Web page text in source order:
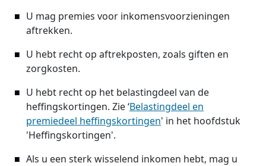
U mag premies voor inkomensvoorzieningen
aftrekken.
U hebt recht op aftrekposten, zoals giften en
zorgkosten.
U hebt recht op het belastingdeel van de
heffingskortingen. Zie ‘Belastingdeel en
premiedeel heffingskortingen' in het hoofdstuk
'Heffingskortingen'.
Als u een sterk wisselend inkomen hebt, mag u